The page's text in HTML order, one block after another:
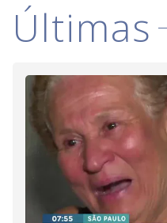
Últimas